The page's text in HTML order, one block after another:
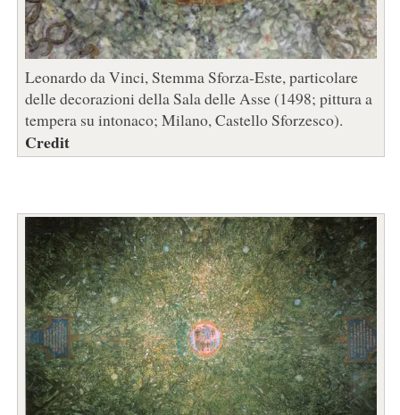
Leonardo da Vinci, Stemma Sforza-Este, particolare
delle decorazioni della Sala delle Asse (1498; pittura a
tempera su intonaco; Milano, Castello Sforzesco).
Credit